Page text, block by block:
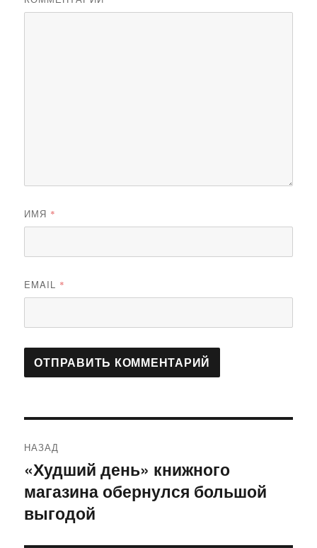
ИМЯ *
EMAIL *
по
записям
НАЗАД
Предыдущая
запись:
«Худший день» книжного
магазина обернулся большой
выгодой